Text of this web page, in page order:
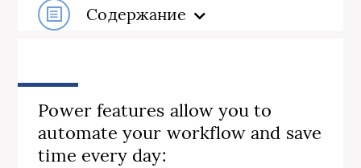
Содержание
Power features allow you to
automate your workflow and save
time every day: